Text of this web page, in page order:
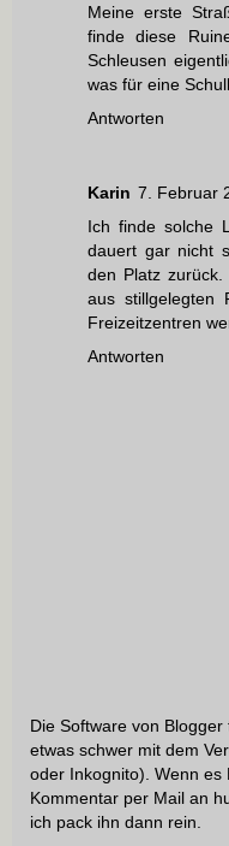
Meine erste
finde diese
Schleusen
was für eine
Antworten
Karin 7. Februar
Ich finde solche
dauert gar nicht
den Platz
aus stillgelegten
Freizeitzentren
Antworten
Die Software von
etwas schwer mit dem
oder Inkognito). Wenn es
Kommentar per Mail an
ich pack ihn dann rein.